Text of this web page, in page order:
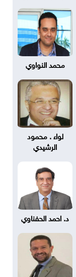
محمد النواوي
لواء . محمود
الرشيدي
د. احمد الحفناوي